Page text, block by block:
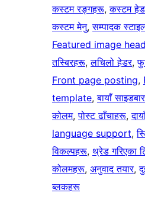
कस्टम रङ्गहरू, कस्टम
कस्टम मेनु, सम्पादक
Featured image
तस्बिरहरू, लचिलो हेडर,
Front page posting,
template, बायाँ साइडबार
कोलम, पोस्ट ढाँचाहरू,
language support,
विकल्पहरू, थ्रेड गरिएका
कोलमहरू, अनुवाद तयार,
ब्लकहरू